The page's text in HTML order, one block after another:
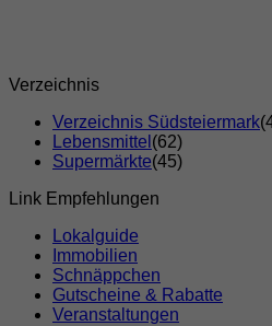
Verzeichnis
Verzeichnis Südsteiermark
Lebensmittel (62)
Supermärkte(45)
Link Empfehlungen
Lokalguide
Immobilien
Schnäppchen
Gutscheine & Rabatte
Veranstaltungen